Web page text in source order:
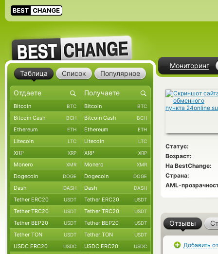
Мониторинг
Статус:
Возраст:
На BestChange:
Страна:
AML-
Отзывы
Добавить
Таблица Список Популярное
Bitcoin BTC Bitcoin BTC
Bitcoin Cash BCH Bitcoin Cash BCH
Ethereum ETH Ethereum ETH
Litecoin LTC Litecoin LTC
XRP XRP XRP XRP
Monero XMR Monero XMR
Dogecoin DOGE Dogecoin DOGE
Dash DASH Dash DASH
Tether ERC20 USDT Tether ERC20 USDT
Tether TRC20 USDT Tether TRC20 USDT
Tether BEP20 USDT Tether BEP20 USDT
Tether TON USDT Tether TON USDT
USDC ERC20 USDC USDC ERC20 USDC